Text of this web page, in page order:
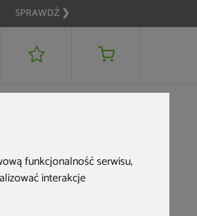
funkcjonalność serwisu,
interakcje
SPRAWDŹ ❯
DODAJ DO KOSZYKA